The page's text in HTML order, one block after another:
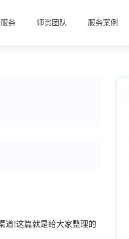
务 师资团队 服务案例
!这篇就是给大家整理的